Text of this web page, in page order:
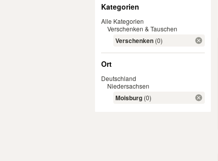
Kategorien
Alle Kategorien
Verschenken & Tauschen
Verschenken (0)
Ort
Deutschland
Niedersachsen
Moisburg (0)